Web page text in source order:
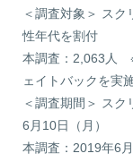
＜調査対象＞ ス
性年代を割付
本調査：2,063人
ェイトバックを実
＜調査期間＞ ス
6月10日（月）
本調査：2019年6